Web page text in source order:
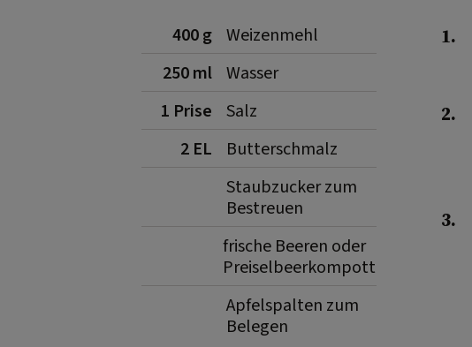
400 g Weizenmehl
250 ml Wasser
1 Prise
Salz
2 EL
Butterschmalz
Staubzucker zum
Bestreuen
frische Beeren oder
Preiselbeerkompott
Apfelspalten zum
Belegen